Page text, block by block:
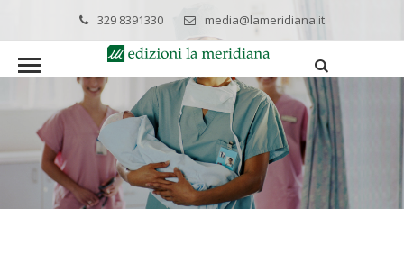
329 8391330 media@lameridiana.it